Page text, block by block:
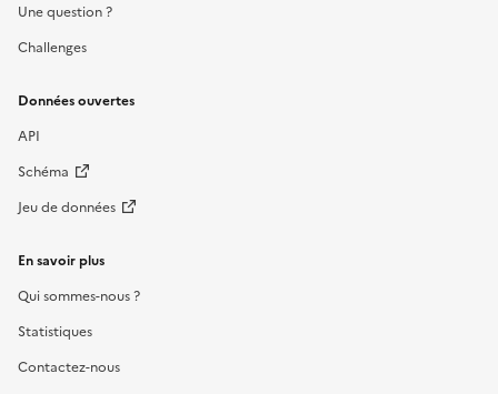
Une question ?
Challenges
Données ouvertes
API
Schéma
Jeu de données
En savoir plus
Qui sommes-nous ?
Statistiques
Contactez-nous